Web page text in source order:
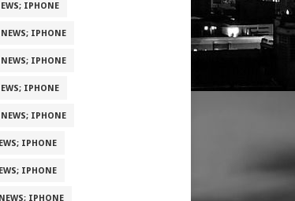
IPHONE
IPHONE
IPHONE
IPHONE
IPHONE
IPHONE
IPHONE
IPHONE